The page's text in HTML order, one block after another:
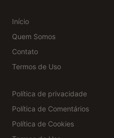
Início
Quem Somos
Contato
Termos de Uso
Política de privacidade
Política de Comentários
Política de Cookies